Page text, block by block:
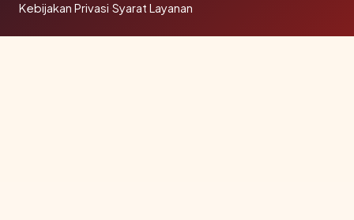
Kebijakan Privasi·Syarat Layanan